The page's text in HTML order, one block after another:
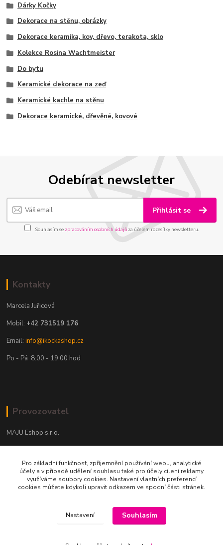
Dárky Kočky
Dekorace na stěnu, obrázky
Dekorace keramika, kov, dřevo, terakota, sklo
Kolekce Rosina Wachtmeister
Do bytu
Keramické dekorace na zeď
Keramické kachle na stěnu
Dekorace keramické, dřevěné, kovové
Odebírat newsletter
Přihlásit se
Souhlasím se zpracováním osobních údajůza účelem rozesílky newsletteru.
Kontakty
Marcela Juřicová
Mobil: +42 731519 176
Email:info@ikockashop.cz
Po - Pá 8:00 - 19:00 hod
Provozovatel
MAJU Eshop s.r.o.
702 00 Ostrava
IČ: 09674799
Pro základní funkčnost, zpříjemnění používání webu, analytické
účely a v případě udělení souhlasu také pro účely cílení reklamy
využíváme soubory cookies. Nastavení vlastních preferencí
cookies můžete kdykoli upravit odkazem ve spodní části stránek.
Nastavení Souhlasím